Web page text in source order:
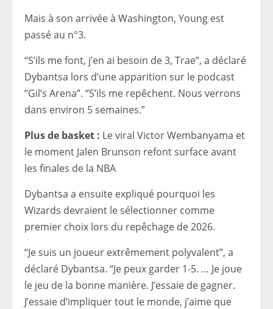
Mais à son arrivée à Washington, Young est
passé au n°3.
“S’ils me font, j’en ai besoin de 3, Trae”, a déclaré
Dybantsa lors d’une apparition sur le podcast
“Gil’s Arena”. “S’ils me repêchent. Nous verrons
dans environ 5 semaines.”
Plus de basket : Le viral Victor Wembanyama et
le moment Jalen Brunson refont surface avant
les finales de la NBA
Dybantsa a ensuite expliqué pourquoi les
Wizards devraient le sélectionner comme
premier choix lors du repêchage de 2026.
“Je suis un joueur extrêmement polyvalent”, a
déclaré Dybantsa. “Je peux garder 1-5. … Je joue
le jeu de la bonne manière. J’essaie de gagner.
J’essaie d’impliquer tout le monde, j’aime que